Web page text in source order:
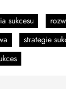
sukcesu
strategie